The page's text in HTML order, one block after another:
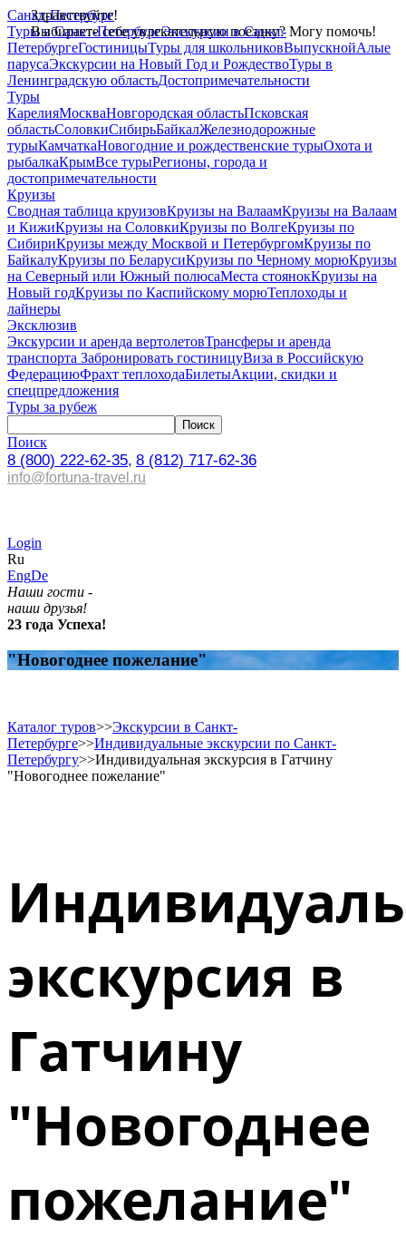
Здравствуйте!
Выбираете себе увлекательную поездку? Могу помочь!
Санкт-Петербург
Туры в Санкт-ПетербургЭкскурсии в Санкт-
ПетербургеГостиницыТуры для школьниковВыпускнойАлые
парусаЭкскурсии на Новый Год и РождествоТуры в
Ленинградскую областьДостопримечательности
Туры
КарелияМоскваНовгородская областьПсковская
областьСоловкиСибирьБайкалЖелезнодорожные
турыКамчаткаНовогодние и рождественские турыОхота и
рыбалкаКрымВсе турыРегионы, города и
достопримечательности
Круизы
Сводная таблица круизовКруизы на ВалаамКруизы на Валаам
и КижиКруизы на СоловкиКруизы по ВолгеКруизы по
СибириКруизы между Москвой и ПетербургомКруизы по
БайкалуКруизы по БеларусиКруизы по Черному морюКруизы
на Северный или Южный полюсаМеста стоянокКруизы на
Новый годКруизы по Каспийскому морюТеплоходы и
лайнеры
Эксклюзив
Экскурсии и аренда вертолетовТрансферы и аренда
транспорта Забронировать гостиницуВиза в Российскую
ФедерациюФрахт теплоходаБилетыАкции, скидки и
спецпредложения
Туры за рубеж
Поиск
8 (800) 222-62-35, 8 (812) 717-62-36
info@fortuna-travel.ru
Login
Ru
EngDe
Наши гости -
наши друзья!
23 года Успеха!
"Новогоднее пожелание"
Каталог туров>>Экскурсии в Санкт-
Петербурге>>Индивидуальные экскурсии по Санкт-
Петербургу>>Индивидуальная экскурсия в Гатчину
"Новогоднее пожелание"
экскурсия в
Гатчину
"Новогоднее
пожелание"